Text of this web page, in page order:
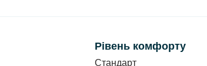
Рівень комфорту
Стандарт